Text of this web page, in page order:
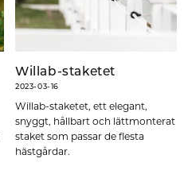
Willab-staketet
2023-03-16
Willab-staketet, ett elegant,
snyggt, hållbart och lättmonterat
staket som passar de flesta
hästgårdar.